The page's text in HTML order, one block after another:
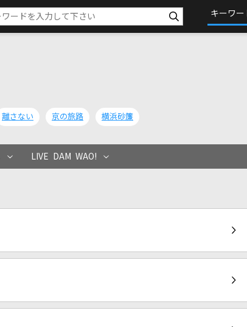
キーワー
離さない 京の旅路 横浜砂簾
LIVE DAM WAO!